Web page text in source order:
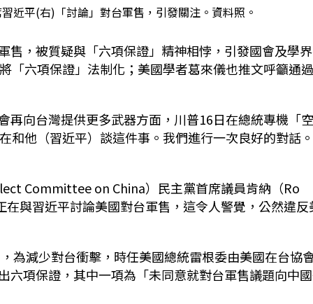
近平(右)「討論」對台軍售，引發關注。資料照。
售，被質疑與「六項保證」精神相悖，引發國會及學
「六項保證」法制化；美國學者葛來儀也推文呼籲通
再向台灣提供更多武器方面，川普16日在總統專機「
和他（習近平）談這件事。我們進行一次良好的對話
Committee on China）民主黨首席議員肯納（Ro
與習近平討論美國對台軍售，這令人警覺，公然違反
為減少對台衝擊，時任美國總統雷根委由美國在台協
六項保證，其中一項為「未同意就對台軍售議題向中